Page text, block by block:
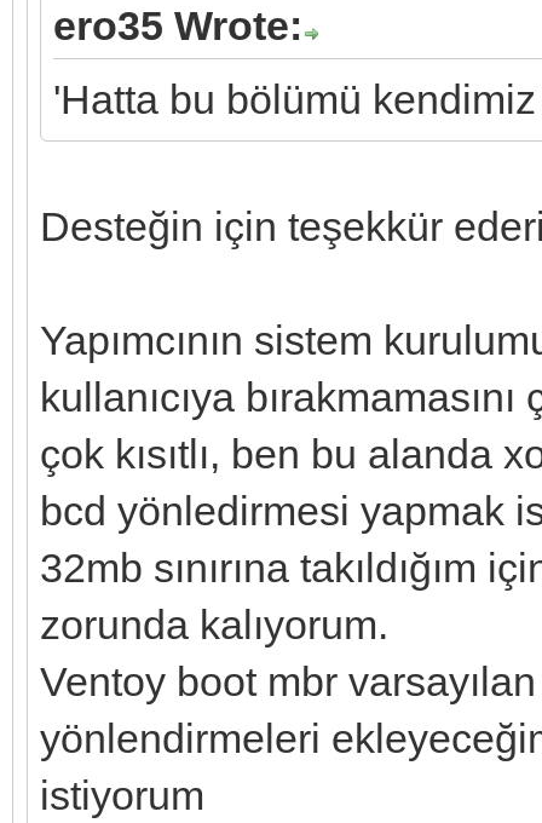
ero35 Wrote:
'Hatta bu bölümü
Desteğin için teşekkür
Yapımcının sistem
kullanıcıya
çok kısıtlı, ben bu alanda
bcd yönledirmesi yapmak
32mb sınırına takıldığım
zorunda kalıyorum.
Ventoy boot mbr
yönlendirmeleri
istiyorum